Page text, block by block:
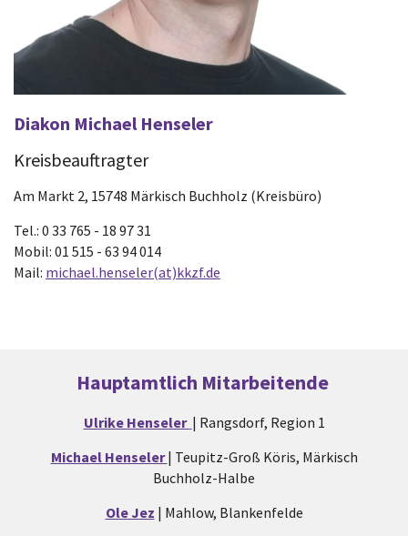
Diakon Michael Henseler
Kreisbeauftragter
Am Markt 2, 15748 Märkisch Buchholz (Kreisbüro)
Tel.: 0 33 765 - 18 97 31
Mobil: 01 515 - 63 94 014
Mail: michael.henseler(at)kkzf.de
Hauptamtlich Mitarbeitende
Ulrike Henseler | Rangsdorf, Region 1
Michael Henseler| Teupitz-Groß Köris, Märkisch
Buchholz-Halbe
Ole Jez | Mahlow, Blankenfelde